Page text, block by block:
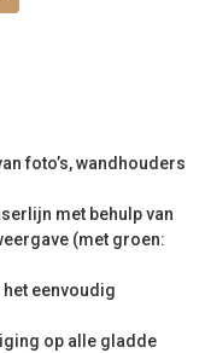
foto’s, wandhouders
met behulp van
(met groen:
eenvoudig
op alle gladde